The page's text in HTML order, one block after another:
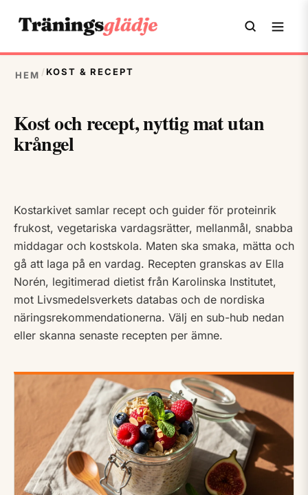
HEM /KOST & RECEPT
Kost och recept, nyttig mat utan
krångel
Kostarkivet samlar recept och guider för proteinrik
frukost, vegetariska vardagsrätter, mellanmål, snabba
middagar och kostskola. Maten ska smaka, mätta och
gå att laga på en vardag. Recepten granskas av Ella
Norén, legitimerad dietist från Karolinska Institutet,
mot Livsmedelsverkets databas och de nordiska
näringsrekommendationerna. Välj en sub-hub nedan
eller skanna senaste recepten per ämne.
Underkategorier i Kost